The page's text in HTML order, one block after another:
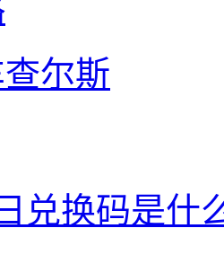
尔斯
兑换码是什